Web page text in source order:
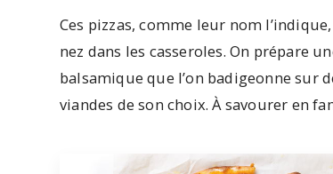
Ces pizzas, comme leur nom
nez dans les casseroles. On prépare
balsamique que l’on badigeonne sur
viandes de son choix. À savourer en